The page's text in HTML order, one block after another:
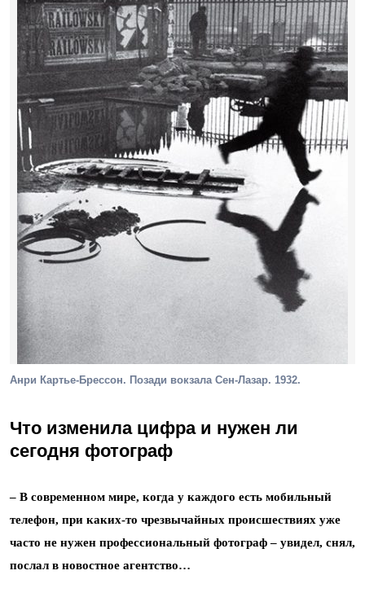
Анри Картье-Брессон. Позади вокзала Сен-Лазар. 1932.
Что изменила цифра и нужен ли
сегодня фотограф
– В современном мире, когда у каждого есть мобильный
телефон, при каких-то чрезвычайных происшествиях уже
часто не нужен профессиональный фотограф – увидел, снял,
послал в новостное агентство…